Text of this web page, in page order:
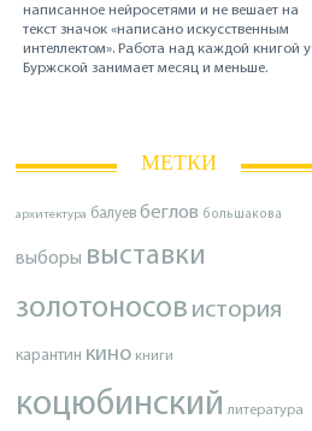
написанное нейросетями и не вешает на
текст значок «написано искусственным
интеллектом». Работа над каждой книгой у
Буржской занимает месяц и меньше.
МЕТКИ
архитектура балуев беглов большакова
выборы выставки
золотоносов история
карантин кино книги
коцюбинский литература